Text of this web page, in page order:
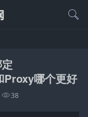
Proxy哪个更好
38